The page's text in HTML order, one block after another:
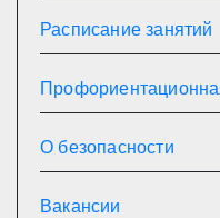
Расписание занятий
О безопасности
Вакансии